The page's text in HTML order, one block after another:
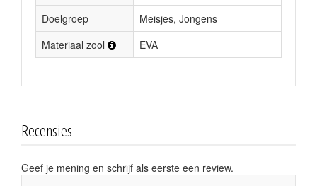
Doelgroep
Meisjes, Jongens
Materiaal zool
EVA
Recensies
Geef je mening en schrijf als eerste een review.